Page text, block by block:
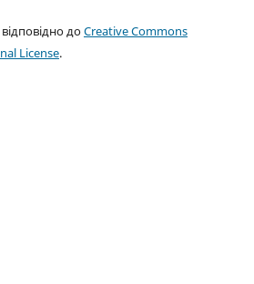
доCreative Commons
License.